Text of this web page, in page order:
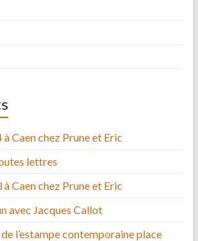
à Caen chez Prune et Eric
lettres
à Caen chez Prune et Eric
avec Jacques Callot
l’estampe contemporaine place